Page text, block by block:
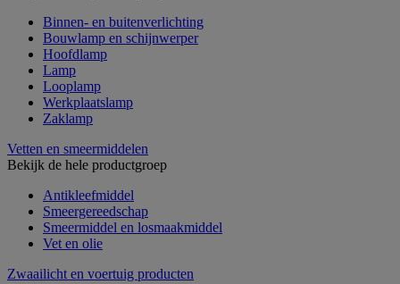
Binnen- en buitenverlichting
Bouwlamp en schijnwerper
Hoofdlamp
Lamp
Looplamp
Werkplaatslamp
Zaklamp
Vetten en smeermiddelen
Bekijk de hele productgroep
Antikleefmiddel
Smeergereedschap
Smeermiddel en losmaakmiddel
Vet en olie
Zwaailicht en voertuig producten